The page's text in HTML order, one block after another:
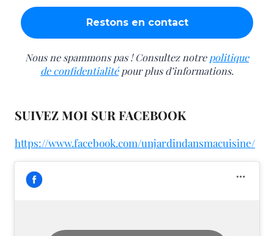
Nous ne spammons pas ! Consultez notrepolitique
de confidentialitépour plus d’informations.
SUIVEZ MOI SUR FACEBOOK
https://www.facebook.com/unjardindansmacuisine/